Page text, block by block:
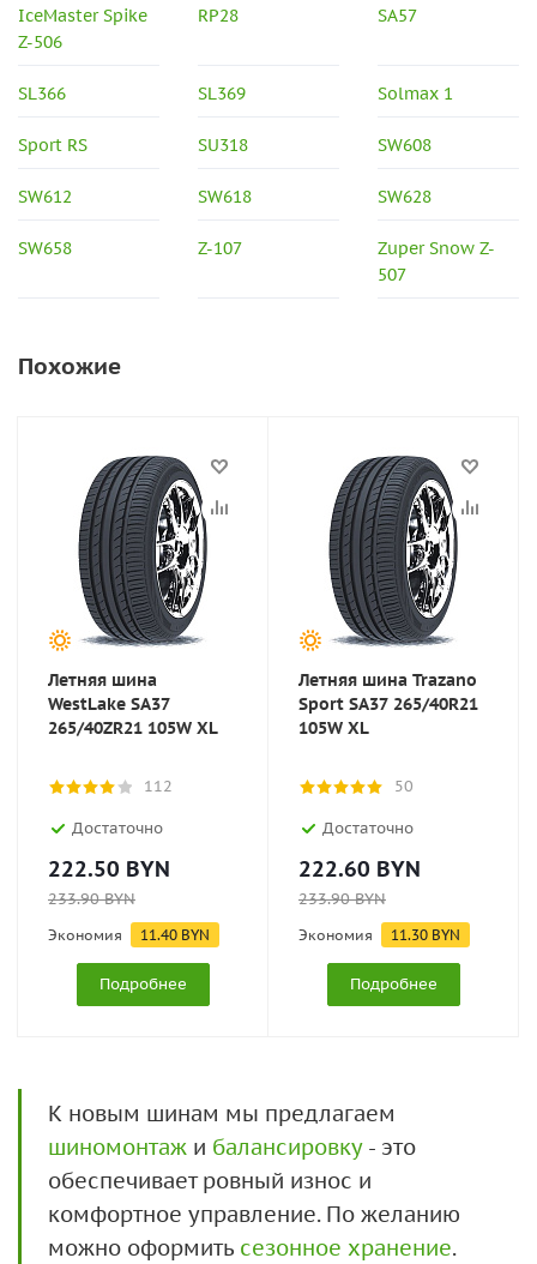
IceMaster Spike
Z-506
RP28 SA57
SL366 SL369 Solmax 1
Sport RS SU318 SW608
SW612 SW618 SW628
SW658 Z-107
Zuper Snow Z-
507
Похожие
Летняя шина
WestLake SA37
265/40ZR21 105W XL
112
Достаточно
222.50 BYN
233.90BYN
Экономия 11.40 BYN
Подробнее
Летняя шина Trazano
Sport SA37 265/40R21
105W XL
50
Достаточно
222.60 BYN
233.90BYN
Экономия 11.30 BYN
Подробнее
К новым шинам мы предлагаем
шиномонтаж и балансировку- это
обеспечивает ровный износ и
комфортное управление. По желанию
можно оформить сезонное хранение.